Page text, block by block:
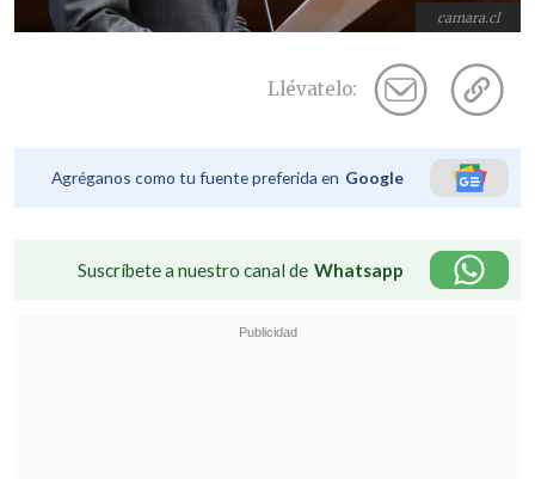
camara.cl
Llévatelo:
Agréganos como tu fuente preferida en Google
Suscríbete a nuestro canal de Whatsapp